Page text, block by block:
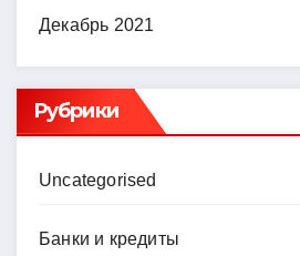
Декабрь 2021
Рубрики
Uncategorised
Банки и кредиты